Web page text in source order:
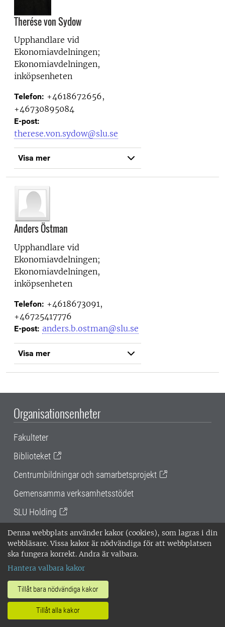
Denna webbplats använder kakor (cookies), som lagras i din
webbläsare. Vissa kakor är nödvändiga för att webbplatsen
ska fungera korrekt. Andra är valbara.
Hantera valbara kakor
Tillåt bara nödvändiga kakor
Tillåt alla kakor
Therése von Sydow
Upphandlare vid
Ekonomiavdelningen;
Ekonomiavdelningen,
inköpsenheten
Telefon: +4618672656,
+46730895084
E-post:
therese.von.sydow@slu.se
Visa mer
Anders Östman
Upphandlare vid
Ekonomiavdelningen;
Ekonomiavdelningen,
inköpsenheten
Telefon: +4618673091,
+46725417776
E-post: anders.b.ostman@slu.se
Visa mer
Organisationsenheter
Fakulteter
Biblioteket
Centrumbildningar och samarbetsprojekt
Gemensamma verksamhetsstödet
SLU Holding
För dig som är
Chef/ledare
Doktorand eller handledare
Forskare